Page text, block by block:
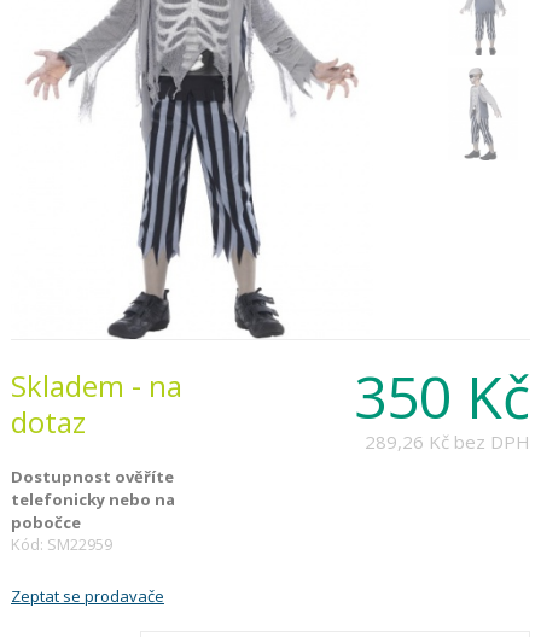
350 Kč
289,26 Kč bez DPH
Skladem - na
dotaz
Dostupnost ověříte
telefonicky nebo na
pobočce
Kód: SM22959
Zeptat se prodavače